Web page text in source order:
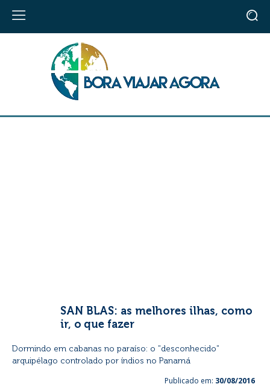
SAN BLAS: as melhores ilhas, como
ir, o que fazer
Dormindo em cabanas no paraíso: o "desconhecido"
arquipélago controlado por índios no Panamá
Publicado em: 30/08/2016